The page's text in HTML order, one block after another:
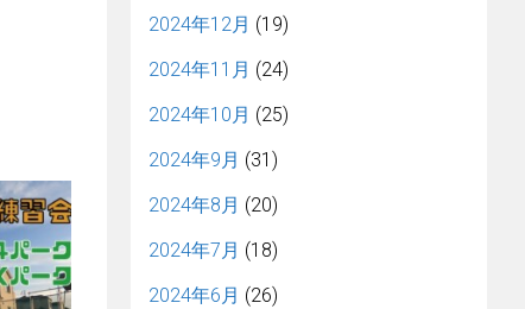
2024年12月 (19)
2024年11月 (24)
2024年10月 (25)
2024年9月 (31)
2024年8月 (20)
2024年7月 (18)
2024年6月 (26)